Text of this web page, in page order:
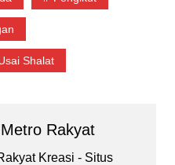
Shalat
Rakyat
Kreasi - Situs